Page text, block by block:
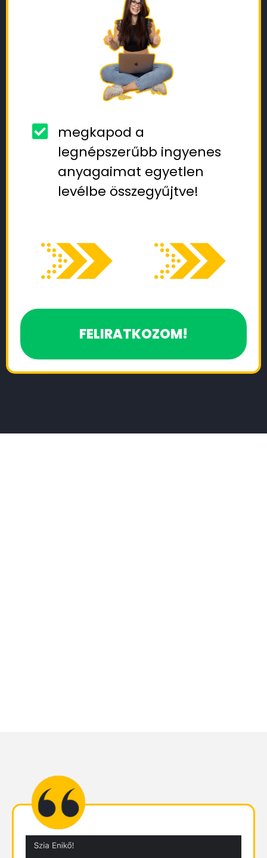
megkapod a
legnépszerűbb ingyenes
anyagaimat egyetlen
levélbe összegyűjtve!
FELIRATKOZOM!